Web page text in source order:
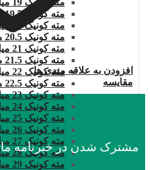
مته کونیک 19 میلیمتر
مته کونیک 19.5 میلیمتر
مته کونیک 20 میلیمتر
مته کونیک 20.5 میلیمتر
مته کونیک 21 میلیمتر
مته کونیک 21.5 میلیمتر
مته کونیک 22 میلیمتر
مته کونیک 22.5 میلیمتر
مته کونیک 23 میلیمتر
مته کونیک 24 میلیمتر
مته کونیک 25 میلیمتر
مته کونیک 26 میلیمتر
مته کونیک 27 میلیمتر
مته کونیک 28 میلیمتر
مته کونیک 29 میلیمتر
افزودن به علاقه مندی ها
مقایسه
مشترک شدن در خبرنامه ما